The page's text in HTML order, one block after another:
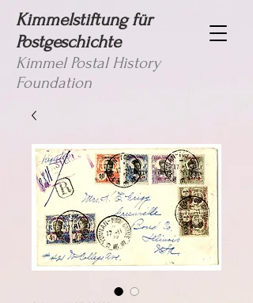
Kimmelstiftung für
Postgeschichte
Kimmel Postal History
Foundation